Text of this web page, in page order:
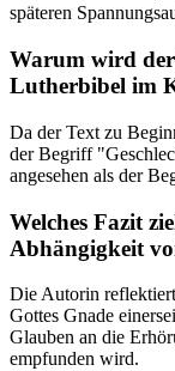
späteren
Warum wird
Lutherbibel im
Da der Text zu
der Begriff
angesehen als der
Welches Fazit
Abhängigkeit
Die Autorin
Gottes Gnade
Glauben an die
empfunden wird.